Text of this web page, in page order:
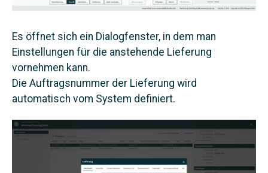
Es öffnet sich ein Dialogfenster, in dem man
Einstellungen für die anstehende Lieferung
vornehmen kann.
Die Auftragsnummer der Lieferung wird
automatisch vom System definiert.